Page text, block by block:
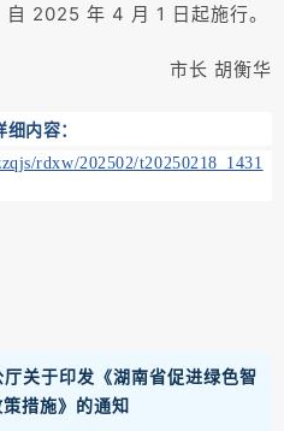
2025 年 4 月 1 日起施行。
市长 胡衡华
内容：
rdxw/202502/t20250218_1431
关于印发《湖南省促进绿色智
措施》的通知